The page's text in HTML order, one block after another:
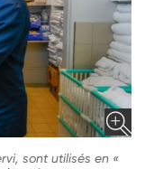
sont utilisés en «